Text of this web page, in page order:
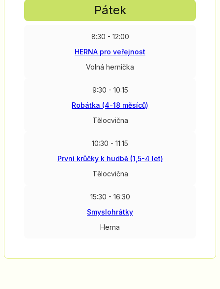
Pátek
8:30 - 12:00
HERNA pro veřejnost
Volná hernička
9:30 - 10:15
Robátka (4-18 měsíců)
Tělocvična
10:30 - 11:15
První krůčky k hudbě (1,5-4 let)
Tělocvična
15:30 - 16:30
Smyslohrátky
Herna